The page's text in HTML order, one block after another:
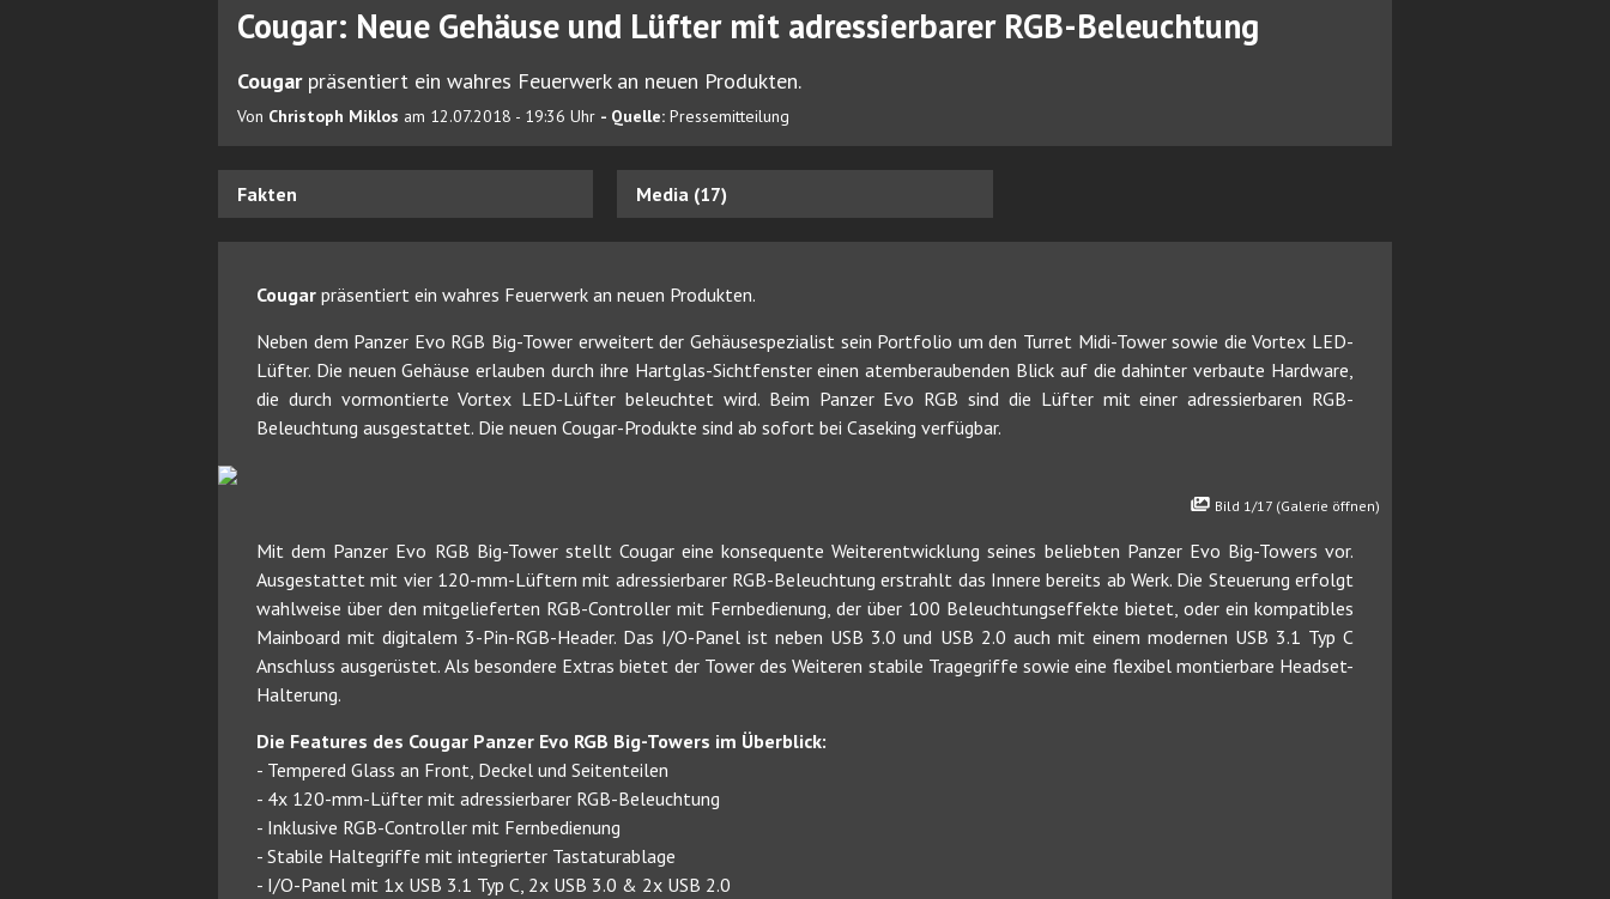
Cougar: Neue Gehäuse und Lüfter mit adressierbarer RGB-Beleuchtung
Cougar präsentiert ein wahres Feuerwerk an neuen Produkten.
Von Christoph Miklos am 12.07.2018 - 19:36 Uhr - Quelle: Pressemitteilung
Fakten Media (17)
Cougar präsentiert ein wahres Feuerwerk an neuen Produkten.
Neben dem Panzer Evo RGB Big-Tower erweitert der Gehäusespezialist sein Portfolio um den Turret Midi-Tower sowie die Vortex LED-
Lüfter. Die neuen Gehäuse erlauben durch ihre Hartglas-Sichtfenster einen atemberaubenden Blick auf die dahinter verbaute Hardware,
die durch vormontierte Vortex LED-Lüfter beleuchtet wird. Beim Panzer Evo RGB sind die Lüfter mit einer adressierbaren RGB-
Beleuchtung ausgestattet. Die neuen Cougar-Produkte sind ab sofort bei Caseking verfügbar.
Bild 1/17 (Galerie öffnen)
Mit dem Panzer Evo RGB Big-Tower stellt Cougar eine konsequente Weiterentwicklung seines beliebten Panzer Evo Big-Towers vor.
Ausgestattet mit vier 120-mm-Lüftern mit adressierbarer RGB-Beleuchtung erstrahlt das Innere bereits ab Werk. Die Steuerung erfolgt
wahlweise über den mitgelieferten RGB-Controller mit Fernbedienung, der über 100 Beleuchtungseffekte bietet, oder ein kompatibles
Mainboard mit digitalem 3-Pin-RGB-Header. Das I/O-Panel ist neben USB 3.0 und USB 2.0 auch mit einem modernen USB 3.1 Typ C
Anschluss ausgerüstet. Als besondere Extras bietet der Tower des Weiteren stabile Tragegriffe sowie eine flexibel montierbare Headset-
Halterung.
Die Features des Cougar Panzer Evo RGB Big-Towers im Überblick:
- Tempered Glass an Front, Deckel und Seitenteilen
- 4x 120-mm-Lüfter mit adressierbarer RGB-Beleuchtung
- Inklusive RGB-Controller mit Fernbedienung
- Stabile Haltegriffe mit integrierter Tastaturablage
- I/O-Panel mit 1x USB 3.1 Typ C, 2x USB 3.0 & 2x USB 2.0